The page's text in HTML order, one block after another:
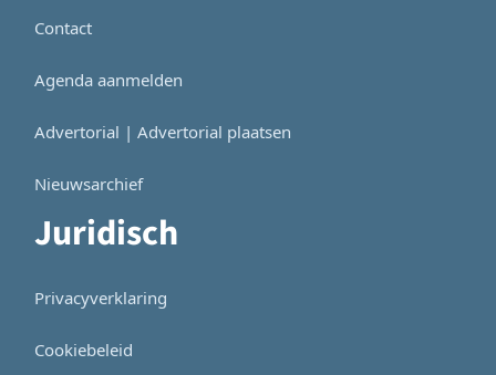
Contact
Agenda aanmelden
Advertorial | Advertorial plaatsen
Nieuwsarchief
Juridisch
Privacyverklaring
Cookiebeleid